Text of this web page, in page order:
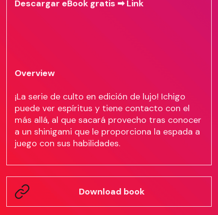
Descargar eBook gratis ➡Link
Overview
¡La serie de culto en edición de lujo! Ichigo
puede ver espíritus y tiene contacto con el
más allá, al que sacará provecho tras conocer
a un shinigami que le proporciona la espada a
juego con sus habilidades.
Download book